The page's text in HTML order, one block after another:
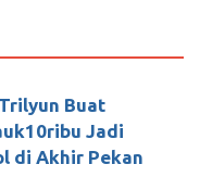
Jokowi
Buat
Jadi
di Akhir Pekan